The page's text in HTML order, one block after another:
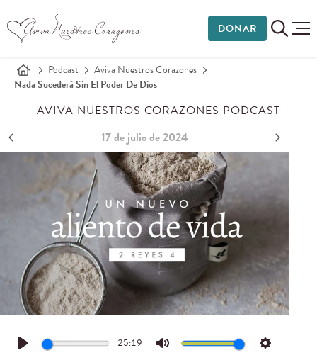
DONAR
Podcast
Aviva Nuestros Corazones
Nada Sucederá Sin El Poder De Dios
AVIVA NUESTROS CORAZONES PODCAST
17 de julio de 2024
Play
25:19
Mute Settings